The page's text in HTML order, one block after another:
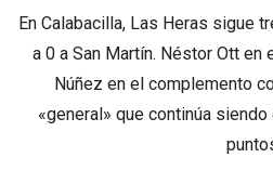
En Calabacilla, Las Heras sigue
a 0 a San Martín. Néstor Ott en
Núñez en el complemento
«general» que continúa